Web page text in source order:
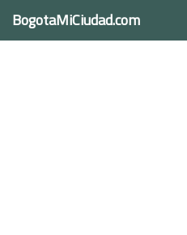
BogotaMiCiudad.com